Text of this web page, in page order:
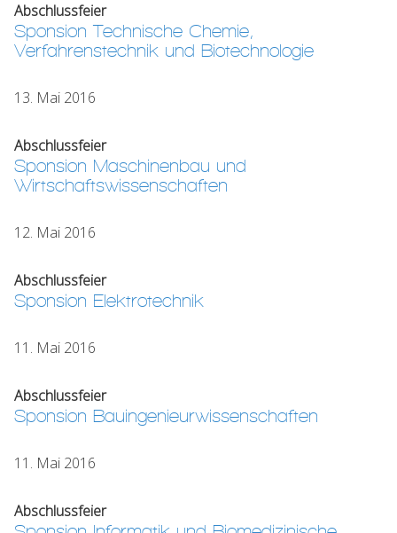
Abschlussfeier
Sponsion Technische Chemie,
Verfahrenstechnik und Biotechnologie
13. Mai 2016
Abschlussfeier
Sponsion Maschinenbau und
Wirtschaftswissenschaften
12. Mai 2016
Abschlussfeier
Sponsion Elektrotechnik
11. Mai 2016
Abschlussfeier
Sponsion Bauingenieurwissenschaften
11. Mai 2016
Abschlussfeier